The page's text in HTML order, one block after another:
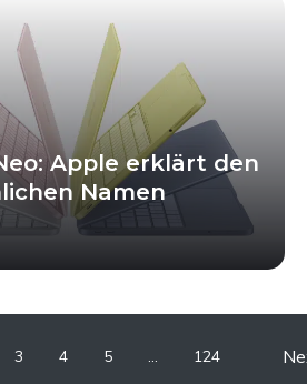
Apple erklärt den
Namen
3 4 5 … 124